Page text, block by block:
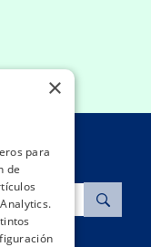
×
para
de